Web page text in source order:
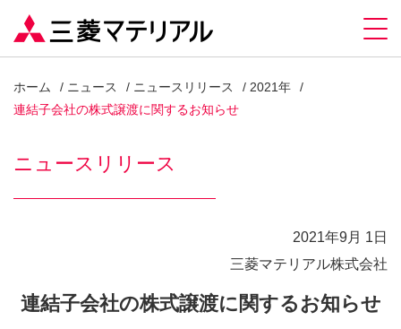
ホーム ニュース ニュースリリース
2021年
連結子会社の株式譲渡に関するお知らせ
ニュースリリース
2021年9月 1日
三菱マテリアル株式会社
連結子会社の株式譲渡に関するお知らせ